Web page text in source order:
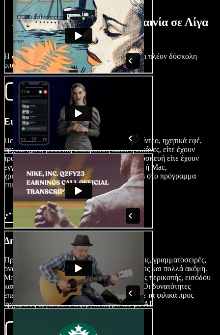
Δημιουργήστε Μουσική Ταινία σε Λίγα
Λεπτά
Η δημιουργία μιας μουσικής ταινίας δεν είναι πλέον δύσκολη
υπόθεση με το Speechify Studio.
Εισάγετε την Ταινία σας
Περάστε με ευκολία τη δική σας μουσική, βίντεο, ηχητικά εφέ,
αρχεία ήχου, μουσική υπόκρουση stock ή εικόνες, είτε έχουν
τραβηχτεί με iPhone, Android ή άλλη iOS συσκευή είτε έχουν
εγγραφεί σε υπολογιστή Microsoft Windows ή Mac,
χρησιμοποιώντας την επιλογή Images/Videos στο πρόγραμμα
επεξεργασίας βίντεο.
Δημιουργήστε την Ταινία σας
Προσθέστε μουσική, ηχητικά εφέ, μεταβάσεις, γραμματοσειρές,
overlays, αυτοκόλλητα, υπότιτλους, αφηγήσεις και πολλά ακόμη.
Μπορείτε επίσης να αξιοποιήσετε λειτουργίες περικοπής, εισόδου
και εξόδου ήχου με fade, και εφέ zoom-out. Οι δυνατότητες
επεξεργασίας είναι πρακτικά απεριόριστες με τα φιλικά προς
αρχάριους εργαλεία επεξεργασίας βίντεο με AI.